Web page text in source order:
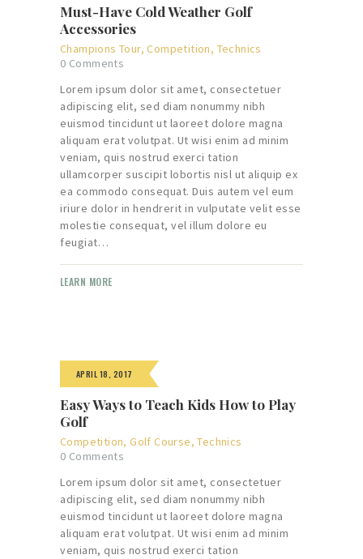
Must-Have Cold Weather Golf
Accessories
Champions Tour,Competition, Technics
0 Comments
Lorem ipsum dolor sit amet, consectetuer
adipiscing elit, sed diam nonummy nibh
euismod tincidunt ut laoreet dolore magna
aliquam erat volutpat. Ut wisi enim ad minim
veniam, quis nostrud exerci tation
ullamcorper suscipit lobortis nisl ut aliquip ex
ea commodo consequat. Duis autem vel eum
iriure dolor in hendrerit in vulputate velit esse
molestie consequat, vel illum dolore eu
feugiat…
LEARN MORE
APRIL 18, 2017
Easy Ways to Teach Kids How to Play
Golf
Competition,Golf Course,Technics
0 Comments
Lorem ipsum dolor sit amet, consectetuer
adipiscing elit, sed diam nonummy nibh
euismod tincidunt ut laoreet dolore magna
aliquam erat volutpat. Ut wisi enim ad minim
veniam, quis nostrud exerci tation